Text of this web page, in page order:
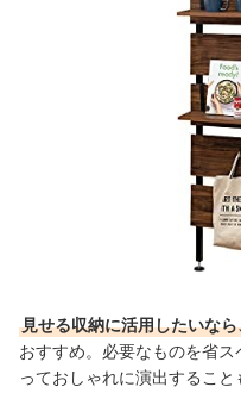
見せる収納に活用したいな
おすすめ。必要なものを省
っておしゃれに演出すること